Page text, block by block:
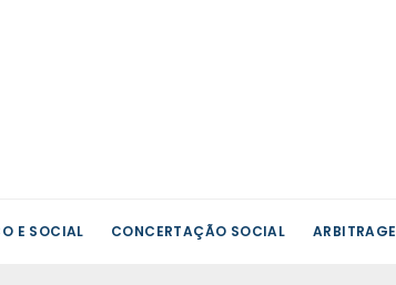
E SOCIAL CONCERTAÇÃO SOCIAL